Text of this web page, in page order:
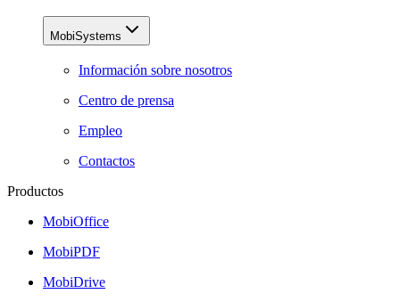
MobiSystems
Información sobre nosotros
Centro de prensa
Empleo
Contactos
Productos
MobiOffice
MobiPDF
MobiDrive